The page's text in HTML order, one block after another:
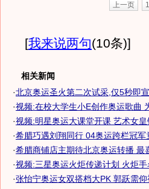
上一页 1
[我来说两句(10条)]
相关新闻
·北京奥运圣火第二次试采,仅5秒即
·视频:在校大学生小E创作奥运歌曲
·视频:明星奥运大课堂开课 艺术女
·希腊巧遇刘翔同行 04奥运跨栏冠军
·希腊商铺店主期待北京奥运转播 最
·视频:三星奥运火炬传递计划 火炬
·张怡宁奥运女双搭档大PK 郭跃需仰